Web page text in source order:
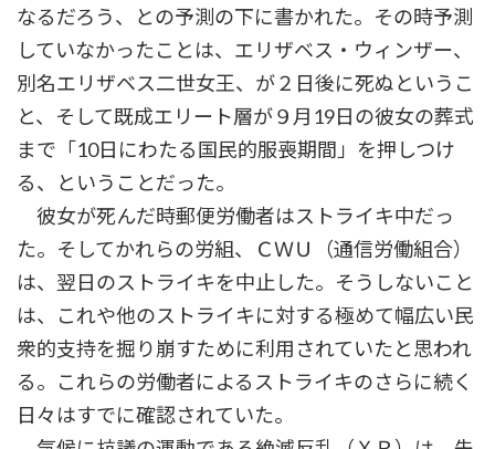
なるだろう、との予測の下に書かれた。その時予測
していなかったことは、エリザベス・ウィンザー、
別名エリザベス二世女王、が２日後に死ぬというこ
と、そして既成エリート層が９月19日の彼女の葬式
まで「10日にわたる国民的服喪期間」を押しつけ
る、ということだった。
彼女が死んだ時郵便労働者はストライキ中だっ
た。そしてかれらの労組、ＣＷＵ（通信労働組合）
は、翌日のストライキを中止した。そうしないこと
は、これや他のストライキに対する極めて幅広い民
衆的支持を掘り崩すために利用されていたと思われ
る。これらの労働者によるストライキのさらに続く
日々はすでに確認されていた。